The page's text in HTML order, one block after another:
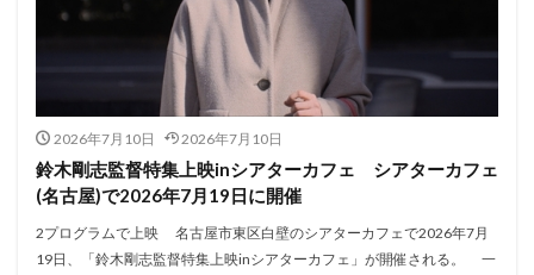
2026年7月10日 2026年7月10日
鈴木剛志監督特集上映inシアターカフェ シアターカフェ
(名古屋)で2026年7月19日に開催
2プログラムで上映 名古屋市東区白壁のシアターカフェで2026年7月
19日、「鈴木剛志監督特集上映inシアターカフェ」が開催される。 一